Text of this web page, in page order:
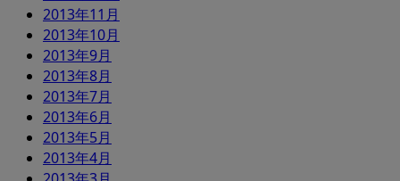
2013年11月
2013年10月
2013年9月
2013年8月
2013年7月
2013年6月
2013年5月
2013年4月